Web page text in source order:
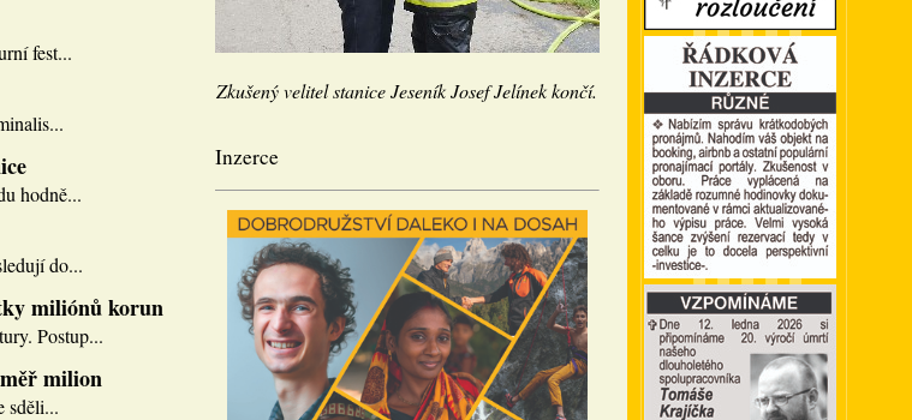
fest...
hodně...
do...
miliónů korun
Postup...
milion
sděli...
Zkušený velitel stanice Jeseník Josef Jelínek končí.
Inzerce